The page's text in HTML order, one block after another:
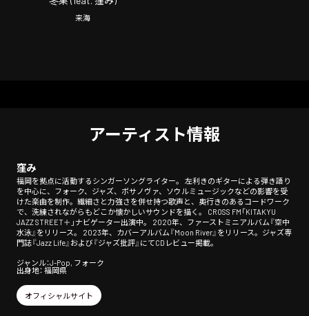
来海
アーティスト情報
窪み
福岡を拠点に活動するシンガーソングライター。 左利きのギターによる弾き語り
を中心に、フォーク、ジャズ、ボサノヴァ、ソウルミュージックなどの影響を受
けた楽曲を制作。繊細さと力強さを併せ持つ歌声と、奥行きのあるコードワーク
で、洗練されながらもどこか懐かしいサウンドを描く。 CROSS FM「KITAKYU
JAZZ STREET＋」ナビゲーター出演中。 2020年、ファーストミニアルバム『空中
水泳』をリリース。 2023年、カバーアルバム『Moon River』をリリース。ジャズ専
門誌『Jazz Life』および『ジャズ批評』にてCDレビュー掲載。
ジャンル：J-Pop, フォーク
出身地： 福岡県
オフィシャルサイト